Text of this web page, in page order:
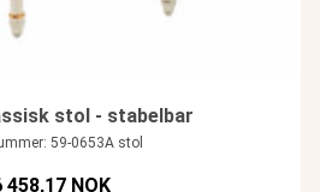
stol - stabelbar
59-0653A stol
458,17 NOK